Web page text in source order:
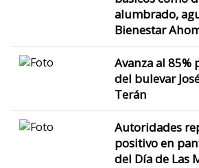
alumbrado,
Bienestar
Avanza al 85%
del bulevar
Terán
Autoridades
positivo en
del Día de Las